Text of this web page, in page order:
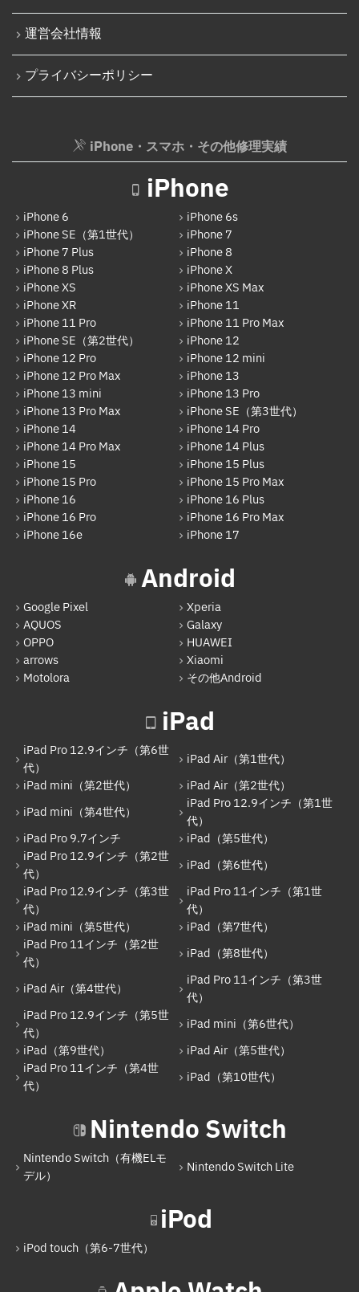
パソコンバッテリー交換
パソコンその他部品修理
AppleWatchフロントパネル交換修理
iPhone 16 Pro Max
iPhone 17
Google Pixel
Xperia
Galaxy
OPPO
HUAWEI
arrows
Xiaomi
Motolora
その他Android
iPad
iPad Pro 12.9インチ（第6世代）
iPad Air（第1世代）
iPad mini（第2世代）
iPad mini（第4世代）
iPad Pro 12.9インチ（第1世代）
iPad Pro 12.9インチ（第3世代）
iPad Pro 11インチ（第1世代）
iPad mini（第5世代）
iPad（第7世代）
iPad Air（第4世代）
iPad Pro 12.9インチ（第5世代）
iPad mini（第6世代）
iPad（第9世代）
iPad Pro 11インチ（第4世代）
Nintendo Switch
運営会社情報
プライバシーポリシー
iPhone・スマホ・その他修理実績
iPhone
iPhone 6
iPhone 6s
iPhone SE（第1世代）
iPhone 7
iPhone 7 Plus
iPhone 8
iPhone 8 Plus
iPhone X
iPhone XS
iPhone XS Max
iPhone XR
iPhone 11
iPhone 11 Pro
iPhone 11 Pro Max
iPhone SE（第2世代）
iPhone 12
iPhone 12 Pro
iPhone 12 mini
iPhone 12 Pro Max
iPhone 13
iPhone 13 mini
iPhone 13 Pro
iPhone 13 Pro Max
iPhone SE（第3世代）
iPhone 14
iPhone 14 Pro
iPhone 14 Pro Max
iPhone 14 Plus
iPhone 15
iPhone 15 Plus
iPhone 15 Pro
iPhone 15 Pro Max
iPhone 16
iPhone 16 Plus
iPhone 16 Pro
iPhone 16 Pro Max
iPhone 16e
iPhone 17
Android
Google Pixel
Xperia
AQUOS
Galaxy
OPPO
HUAWEI
arrows
Xiaomi
Motolora
その他Android
iPad
iPad Pro 12.9インチ（第6世
代）
iPad Air（第1世代）
iPad mini（第2世代）
iPad Air（第2世代）
iPad mini（第4世代）
iPad Pro 12.9インチ（第1世
代）
iPad Pro 9.7インチ
iPad（第5世代）
iPad Pro 12.9インチ（第2世
代）
iPad（第6世代）
iPad Pro 12.9インチ（第3世
代）
iPad Pro 11インチ（第1世
代）
iPad mini（第5世代）
iPad（第7世代）
iPad Pro 11インチ（第2世
代）
iPad（第8世代）
iPad Air（第4世代）
iPad Pro 11インチ（第3世
代）
iPad Pro 12.9インチ（第5世
代）
iPad mini（第6世代）
iPad（第9世代）
iPad Air（第5世代）
iPad Pro 11インチ（第4世
代）
iPad（第10世代）
Nintendo Switch
Nintendo Switch（有機ELモ
デル）
Nintendo Switch Lite
iPod
iPod touch（第6-7世代）